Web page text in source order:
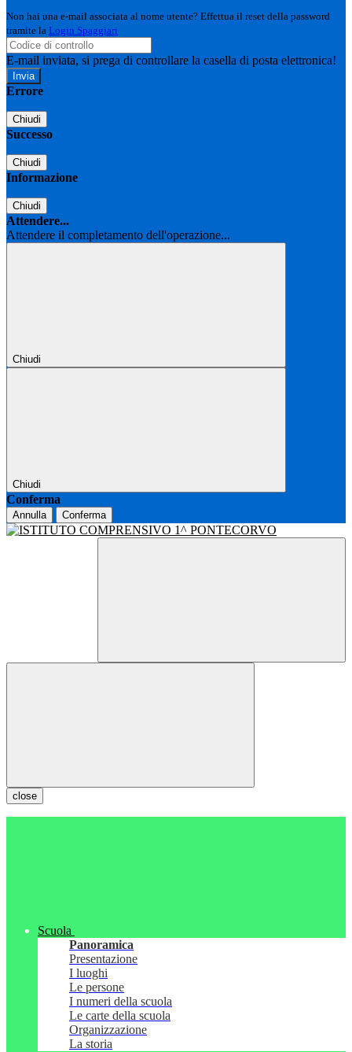
Non hai una e-mail associata al nome utente? Effettua il reset della password
tramite la Login Spaggiari
E-mail inviata, si prega di controllare la casella di posta elettronica!
Errore
Chiudi
Successo
Chiudi
Informazione
Chiudi
Attendere...
Attendere il completamento dell'operazione...
Chiudi
Chiudi
Conferma
Annulla Conferma
close
Scuola
Panoramica
Presentazione
I luoghi
Le persone
I numeri della scuola
Le carte della scuola
Organizzazione
La storia